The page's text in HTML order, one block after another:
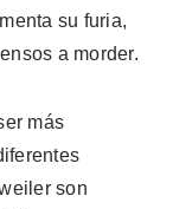
su furia,
a morder.
más
son